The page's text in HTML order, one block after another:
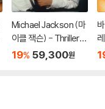
Michael Jackson (마
이클 잭슨) - Thriller
[레드 앤 블랙 마블 LP]
19% 59,300원